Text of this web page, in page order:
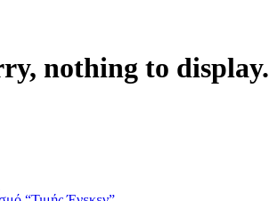
nothing to display.